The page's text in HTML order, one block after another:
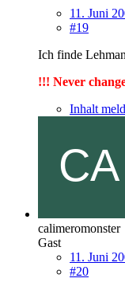
11. Juni
#19
Ich finde
!!! Never
Inhalt
calimeromonster
Gast
11. Juni
#20